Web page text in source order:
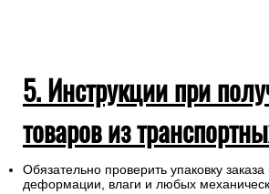
5. Инструкции при
товаров из
Обязательно проверить упаковку
деформации, влаги и любых